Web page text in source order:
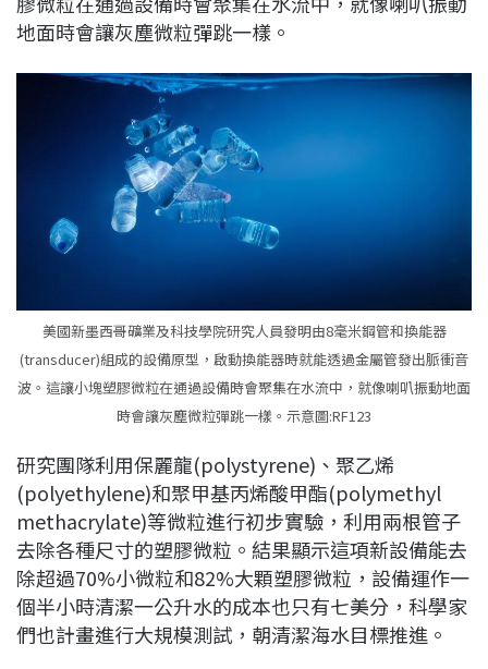
地面時會讓灰塵微粒彈跳一樣。
美國新墨西哥礦業及科技學院研究人員發明由8毫米鋼管和換能器
(transducer)組成的設備原型，啟動換能器時就能透過金屬管發出脈衝音
波。這讓小塊塑膠微粒在通過設備時會聚集在水流中，就像喇叭振動地面
時會讓灰塵微粒彈跳一樣。示意圖:RF123
研究團隊利用保麗龍(polystyrene)、聚乙烯
(polyethylene)和聚甲基丙烯酸甲酯(polymethyl
methacrylate)等微粒進行初步實驗，利用兩根管子
去除各種尺寸的塑膠微粒。結果顯示這項新設備能去
除超過70%小微粒和82%大顆塑膠微粒，設備運作一
個半小時清潔一公升水的成本也只有七美分，科學家
們也計畫進行大規模測試，朝清潔海水目標推進。